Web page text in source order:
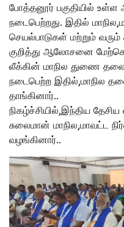
போத்தனூர் பகுதியில்
நடைபெற்றது. இதில்
செயல்பாடுகள் மற்றும்
குறித்து ஆலோசனை
லீக்கின் மாநில துணை
நடைபெற்ற இதில்,மாநில
தாங்கினார்..
நிகழ்ச்சியில்,இந்திய
சுலைமான் மாநில,மாவட்ட
வழங்கினார்..